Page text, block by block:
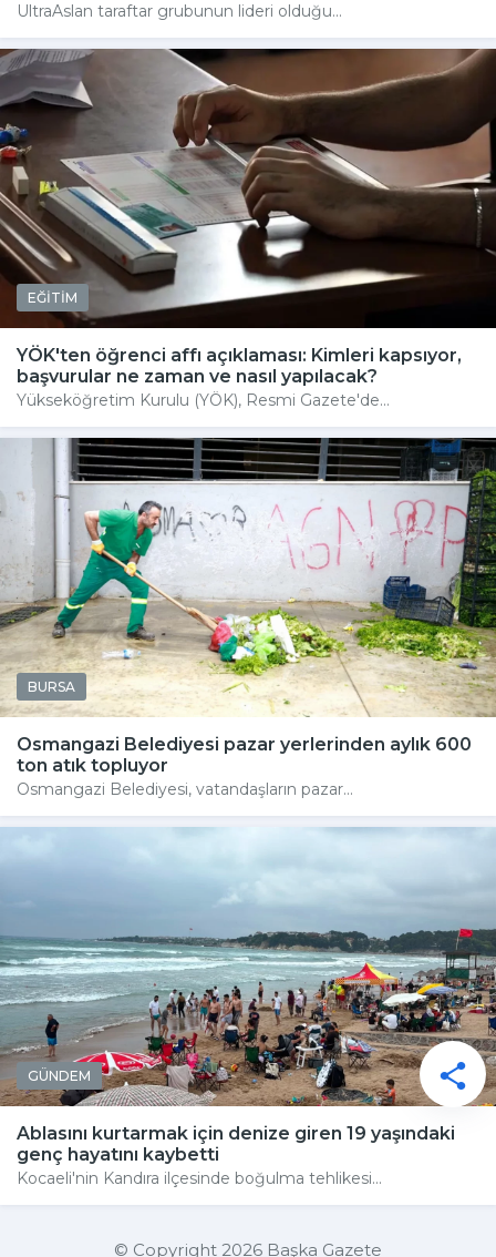
UltraAslan taraftar grubunun lideri olduğu...
EĞİTİM
YÖK'ten öğrenci affı açıklaması: Kimleri kapsıyor,
başvurular ne zaman ve nasıl yapılacak?
Yükseköğretim Kurulu (YÖK), Resmi Gazete'de...
BURSA
Osmangazi Belediyesi pazar yerlerinden aylık 600
ton atık topluyor
Osmangazi Belediyesi, vatandaşların pazar...
GÜNDEM
Ablasını kurtarmak için denize giren 19 yaşındaki
genç hayatını kaybetti
Kocaeli'nin Kandıra ilçesinde boğulma tehlikesi...
© Copyright 2026 Başka Gazete